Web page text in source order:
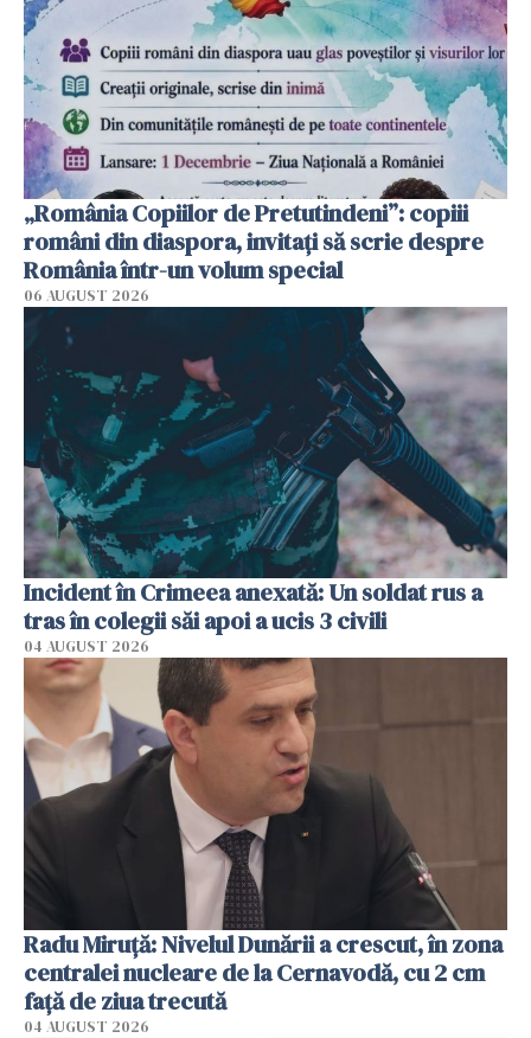
„România Copiilor de Pretutindeni”: copiii
români din diaspora, invitați să scrie despre
România într-un volum special
06 AUGUST 2026
Incident în Crimeea anexată: Un soldat rus a
tras în colegii săi apoi a ucis 3 civili
04 AUGUST 2026
Radu Miruţă: Nivelul Dunării a crescut, în zona
centralei nucleare de la Cernavodă, cu 2 cm
faţă de ziua trecută
04 AUGUST 2026